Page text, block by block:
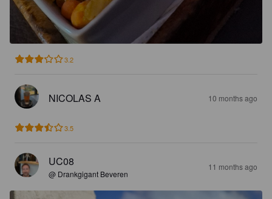
3.2
NICOLAS A 10 months ago
3.5
UC08
@ Drankgigant Beveren
11 months ago